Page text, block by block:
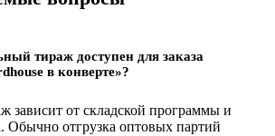
тираж доступен для заказа
в конверте»?
от складской программы и
Обычно отгрузка оптовых партий